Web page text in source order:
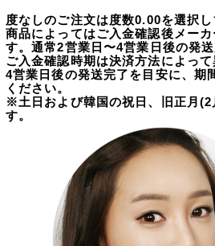
度なしのご注文は度数0.00を選択し
商品によってはご入金確認後メー
す。通常2営業日〜4営業日後の発送
ご入金確認時期は決済方法によっ
4営業日後の発送完了を目安に、期
ください。
※土日および韓国の祝日、旧正月
す。